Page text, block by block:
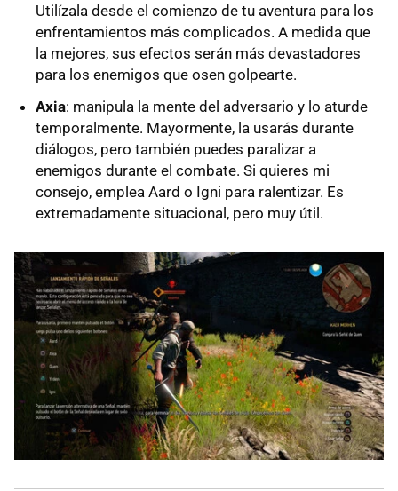
Utilízala desde el comienzo de tu aventura para los
enfrentamientos más complicados. A medida que
la mejores, sus efectos serán más devastadores
para los enemigos que osen golpearte.
Axia: manipula la mente del adversario y lo aturde
temporalmente. Mayormente, la usarás durante
diálogos, pero también puedes paralizar a
enemigos durante el combate. Si quieres mi
consejo, emplea Aard o Igni para ralentizar. Es
extremadamente situacional, pero muy útil.